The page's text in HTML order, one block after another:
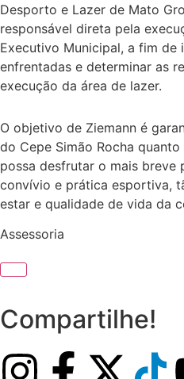
Desporto e Lazer de Mato
responsável direta pela
Executivo Municipal, a fim
enfrentadas e determinar as
execução da área de lazer.
O objetivo de Ziemann é
do Cepe Simão Rocha
possa desfrutar o mais breve
convívio e prática esportiva,
estar e qualidade de vida da
Assessoria
Compartilhe!